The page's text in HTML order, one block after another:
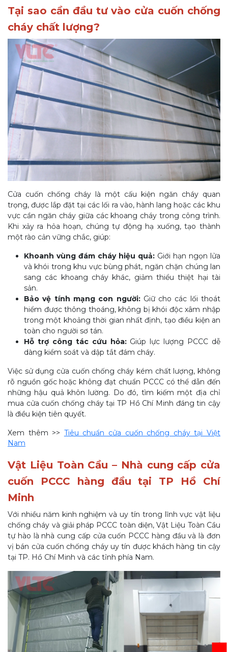
Tại sao cần đầu tư vào cửa cuốn chống
cháy chất lượng?
Cửa cuốn chống cháy là một cấu kiện ngăn cháy quan
trọng, được lắp đặt tại các lối ra vào, hành lang hoặc các khu
vực cần ngăn cháy giữa các khoang cháy trong công trình.
Khi xảy ra hỏa hoạn, chúng tự động hạ xuống, tạo thành
một rào cản vững chắc, giúp:
Khoanh vùng đám cháy hiệu quả: Giới hạn ngọn lửa
và khói trong khu vực bùng phát, ngăn chặn chúng lan
sang các khoang cháy khác, giảm thiểu thiệt hại tài
sản.
Bảo vệ tính mạng con người:Giữ cho các lối thoát
hiểm được thông thoáng, không bị khói độc xâm nhập
trong một khoảng thời gian nhất định, tạo điều kiện an
toàn cho người sơ tán.
Hỗ trợ công tác cứu hỏa:Giúp lực lượng PCCC dễ
dàng kiểm soát và dập tắt đám cháy.
Việc sử dụng cửa cuốn chống cháy kém chất lượng, không
rõ nguồn gốc hoặc không đạt chuẩn PCCC có thể dẫn đến
những hậu quả khôn lường. Do đó, tìm kiếm một địa chỉ
mua cửa cuốn chống cháy tại TP Hồ Chí Minh đáng tin cậy
là điều kiện tiên quyết.
Xem thêm >> Tiêu chuẩn cửa cuốn chống cháy tại Việt
Nam
Vật Liệu Toàn Cầu – Nhà cung cấp cửa
cuốn PCCC hàng đầu tại TP Hồ Chí
Minh
Với nhiều năm kinh nghiệm và uy tín trong lĩnh vực vật liệu
chống cháy và giải pháp PCCC toàn diện, Vật Liệu Toàn Cầu
tự hào là nhà cung cấp cửa cuốn PCCC hàng đầu và là đơn
vị bán cửa cuốn chống cháy uy tín được khách hàng tin cậy
tại TP. Hồ Chí Minh và các tỉnh phía Nam.